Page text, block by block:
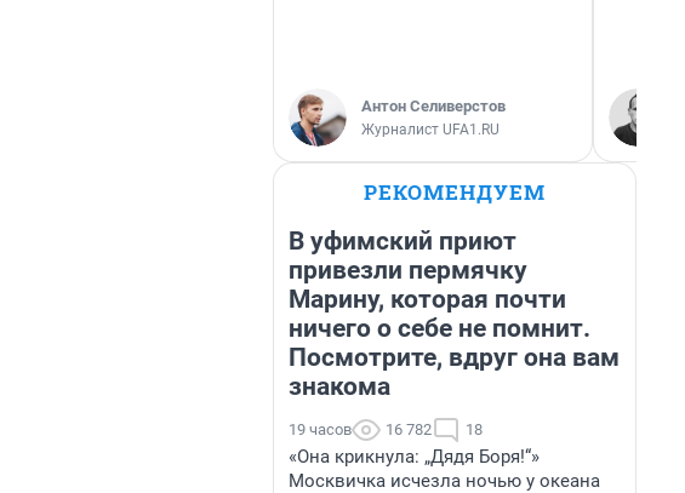
Антон Селиверстов
Журналист UFA1.RU
РЕКОМЕНДУЕМ
В уфимский приют
привезли пермячку
Марину, которая почти
ничего о себе не помнит.
Посмотрите, вдруг она вам
знакома
19 часов 16 782 18
«Она крикнула: „Дядя Боря!“»
Москвичка исчезла ночью у океана